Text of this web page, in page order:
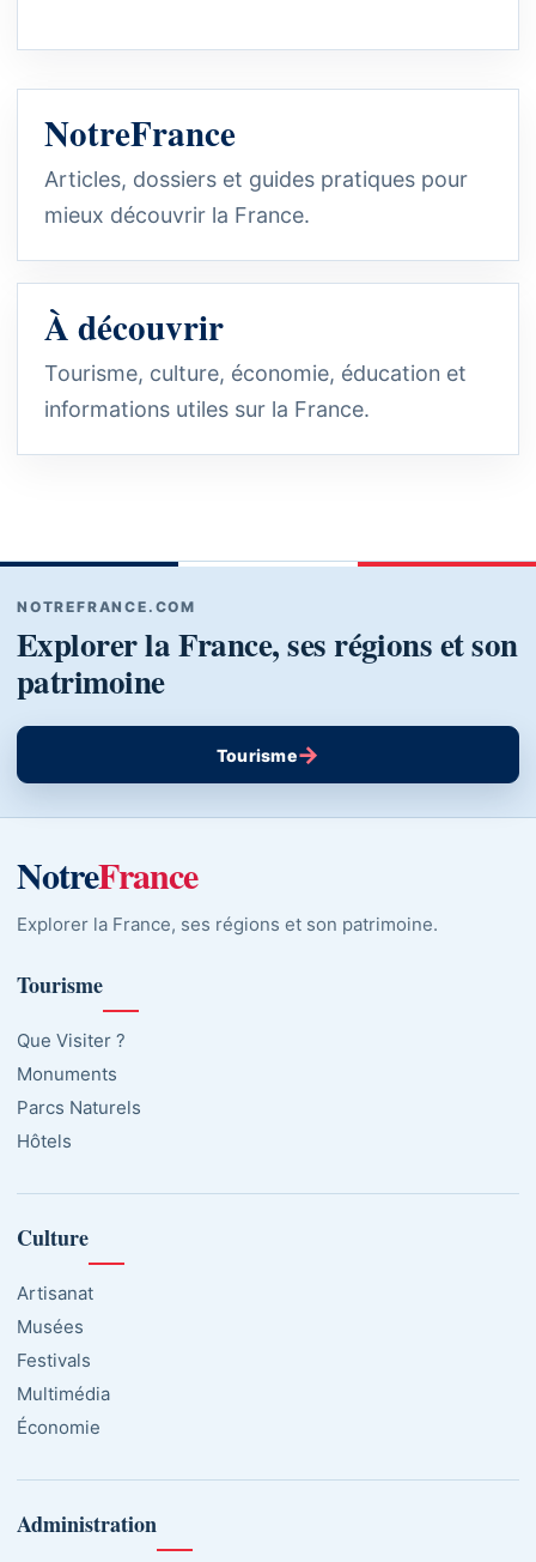
NotreFrance
Articles, dossiers et guides pratiques pour
mieux découvrir la France.
À découvrir
Tourisme, culture, économie, éducation et
informations utiles sur la France.
NOTREFRANCE.COM
Explorer la France, ses régions et son
patrimoine
Tourisme→
NotreFrance
Explorer la France, ses régions et son patrimoine.
Tourisme
Que Visiter ?
Monuments
Parcs Naturels
Hôtels
Culture
Artisanat
Musées
Festivals
Multimédia
Économie
Administration